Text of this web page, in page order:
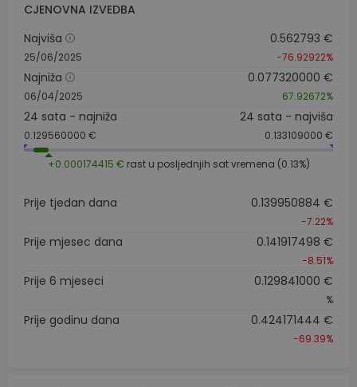
CJENOVNA IZVEDBA
Najviša
25/06/2025
0.562793 €
-76.92922%
Najniža
06/04/2025
0.077320000 €
67.92672%
24 sata - najniža
0.129560000 €
24 sata - najviša
0.133109000 €
+0.000174415 € rast u posljednjih sat vremena (0.13%)
Prije tjedan dana 0.139950884 €
-7.22%
Prije mjesec dana 0.141917498 €
-8.51%
Prije 6 mjeseci 0.129841000 €
%
Prije godinu dana 0.424171444 €
-69.39%